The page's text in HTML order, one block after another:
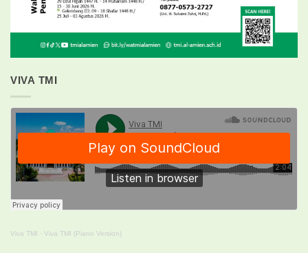
VIVA TMI
Viva TMI · Viva TMI (Piano Version)